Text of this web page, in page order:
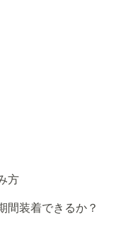
方
間装着できるか？